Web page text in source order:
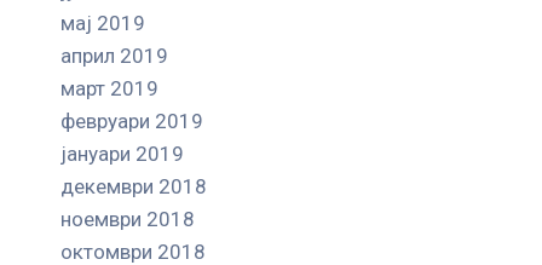
мај 2019
април 2019
март 2019
февруари 2019
јануари 2019
декември 2018
ноември 2018
октомври 2018